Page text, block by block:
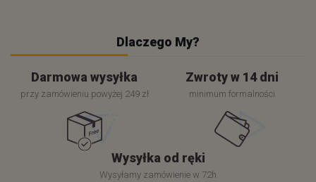
Dlaczego My?
Darmowa wysyłka
przy zamówieniu powyżej 249 zł
Zwroty w 14 dni
minimum formalności
Wysyłka od ręki
Wysyłamy zamówienie w 72h